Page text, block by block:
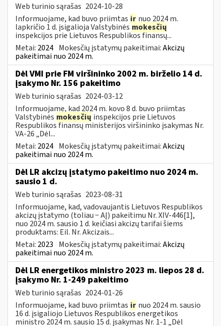
Web turinio sąrašas 2024-10-28
Informuojame, kad buvo priimtas ir nuo 2024 m.
lapkričio 1 d. įsigalioja Valstybinėsmokesčių
inspekcijos prie Lietuvos Respublikos finansų...
Metai: 2024 Mokesčių įstatymų pakeitimai:Akcizų
pakeitimai nuo 2024 m.
Dėl VMI prie FM viršininko 2002 m. birželio 14 d.
įsakymo Nr. 156 pakeitimo
Web turinio sąrašas 2024-03-12
Informuojame, kad 2024 m. kovo 8 d. buvo priimtas
Valstybinės mokesčių inspekcijos prie Lietuvos
Respublikos finansų ministerijos viršininko įsakymas Nr.
VA-26 „Dėl...
Metai: 2024 Mokesčių įstatymų pakeitimai:Akcizų
pakeitimai nuo 2024 m.
Dėl LR akcizų įstatymo pakeitimo nuo 2024 m.
sausio 1 d.
Web turinio sąrašas 2023-08-31
Informuojame, kad, vadovaujantis Lietuvos Respublikos
akcizų įstatymo (toliau − AĮ) pakeitimu Nr. XIV-446[1],
nuo 2024 m. sausio 1 d. keičiasi akcizų tarifai šiems
produktams: Eil. Nr. Akcizais...
Metai: 2023 Mokesčių įstatymų pakeitimai:Akcizų
pakeitimai nuo 2024 m.
Dėl LR energetikos ministro 2023 m. liepos 28 d.
įsakymo Nr. 1-249 pakeitimo
Web turinio sąrašas 2024-01-26
Informuojame, kad buvo priimtas ir nuo 2024 m. sausio
16 d. įsigaliojo Lietuvos Respublikos energetikos
ministro 2024 m. sausio 15 d. įsakymas Nr. 1-1 „Dėl